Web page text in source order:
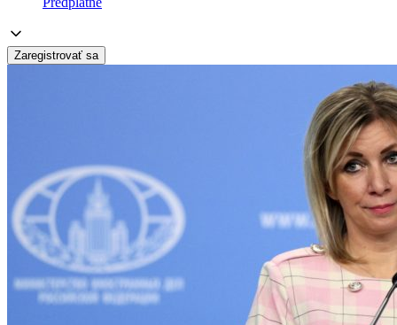
Zaregistrovať sa